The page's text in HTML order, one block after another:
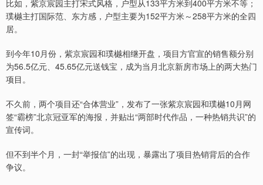
比如，紫京宸园主打宋式风格，户型从133平方米到400平方米不等；
璞樾主打国际范、东方感，户型主要为152平方米～258平方米的全四
居。
到今年10月份，紫京宸园和璞樾相继开盘，项目方官宣的销售额分别
为56.5亿元、45.65亿元送钱宝，成为当月北京新房市场上的两大热门
项目。
不久前，两个项目还“合体营业”，发布了一张紫京宸园和璞樾10月网
签“霸榜”北京冠亚军的海报，并贴出“两部时代作品，一种热销共识”的
宣传词。
但不到半个月，一封“举报信”的出现，暴露出了项目热销背后的合作
争议。